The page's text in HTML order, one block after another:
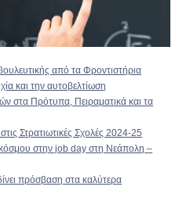
από τα Φροντιστήρια
και την αυτοβελτίωση
στα Πρότυπα, Πειραματικά και τα
Στρατιωτικές Σχολές 2024-25
στην job day στη Νεάπολη –
πρόσβαση στα καλύτερα